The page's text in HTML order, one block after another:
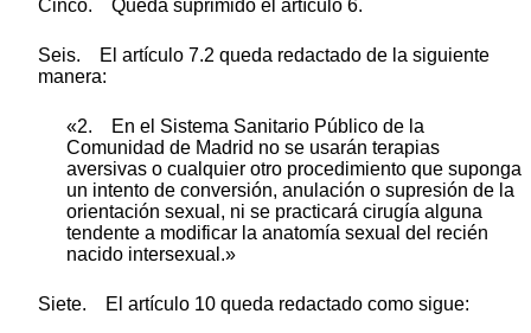
Cinco. Queda suprimido el artículo 6.
Seis. El artículo 7.2 queda redactado de la siguiente
manera:
«2. En el Sistema Sanitario Público de la
Comunidad de Madrid no se usarán terapias
aversivas o cualquier otro procedimiento que suponga
un intento de conversión, anulación o supresión de la
orientación sexual, ni se practicará cirugía alguna
tendente a modificar la anatomía sexual del recién
nacido intersexual.»
Siete. El artículo 10 queda redactado como sigue: